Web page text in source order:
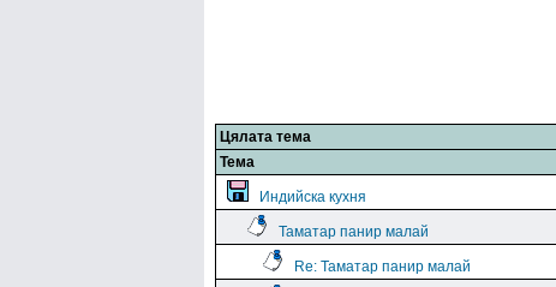
Цялата тема
Тема
Индийска кухня
Таматар панир малай
Re: Таматар панир малай